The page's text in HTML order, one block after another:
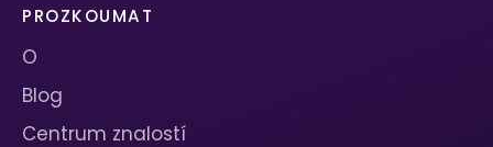
PROZKOUMAT
O
Blog
Centrum znalostí